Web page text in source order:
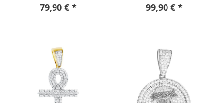
79,90 € * 99,90 € *